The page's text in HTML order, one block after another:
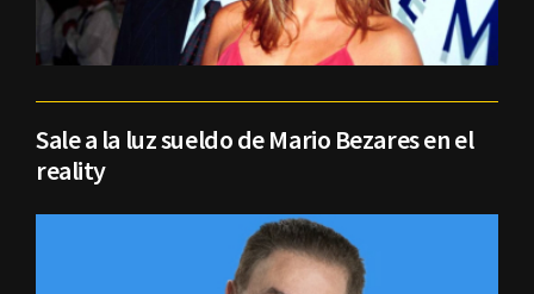
Sale a la luz sueldo de Mario Bezares en el
reality